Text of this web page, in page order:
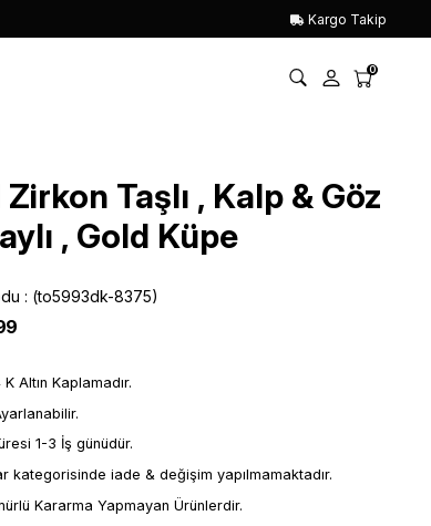
Kargo Takip
0
Zirkon Taşlı , Kalp & Göz
, Gold Küpe
(to5993dk-8375)
K Altın Kaplamadır.
1-3 İş günüdür.
kategorisinde iade & değişim yapılmamaktadır.
Kararma Yapmayan Ürünlerdir.